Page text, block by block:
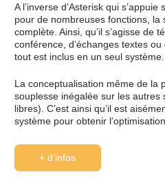
A l’inverse d’Asterisk qui
pour de nombreuses fonctions, la
complète. Ainsi, qu’il s’agisse de
conférence, d’échanges textes
tout est inclus en un seul système.
La conceptualisation même de la
souplesse inégalée sur les autres
libres). C’est ainsi qu’il est
système pour obtenir
+ d’infos